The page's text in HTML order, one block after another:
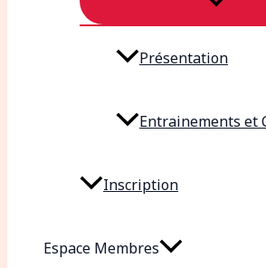
Présentation
Entrainements et
Inscription
Espace Membres